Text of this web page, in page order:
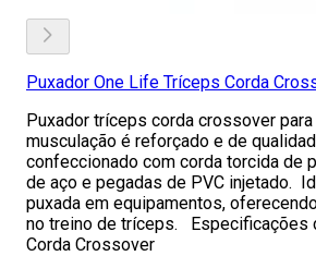
Puxador One Life Tríceps Corda
Puxador tríceps corda crossover
musculação é reforçado e de
confeccionado com corda torcida de
de aço e pegadas de PVC injetado.
puxada em equipamentos,
no treino de tríceps. Especificações
Corda Crossover